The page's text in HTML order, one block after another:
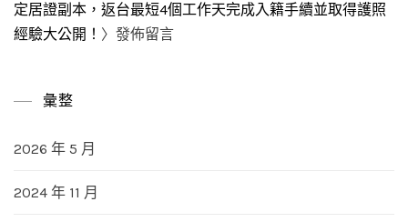
定居證副本，返台最短4個工作天完成入籍手續並取得護照
經驗大公開！ 〉發佈留言
彙整
2026 年 5 月
2024 年 11 月